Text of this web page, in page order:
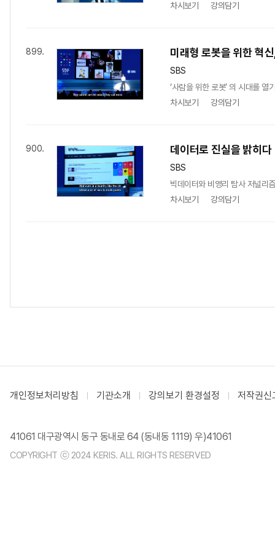
차시보기
강의담기
899. 미래형 로봇을 위한 혁
SBS
‘사람을 위한 로봇’ 의 시대를
차시보기
강의담기
900. 데이터로 진실을 밝히다
SBS
빅데이터와 비영리 탐사 저널리
차시보기
강의담기
개인정보처리방침 기관소개 강의보기 환경설정 저작권신
41061 대구광역시 동구 동내로 64 (동내동 1119) 우)41061
COPYRIGHT ⓒ 2024 KERIS. ALL RIGHTS RESERVED